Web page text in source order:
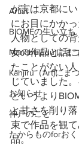
Artist
BIOMEの生い立ち
Manabu(Edu)にま
Kanjiru（Art)にま
お知らせ
神戸のこと
たからものforお
が実は京都に
にお目にかかっ
人物としての
女の作品と話
たことがない
じていました
というより
と甘さを削り
束で作品を観
品。